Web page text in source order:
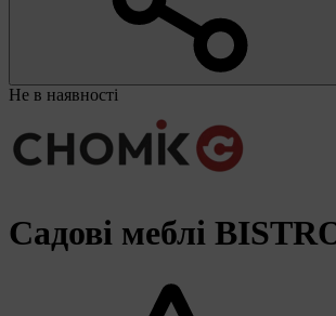
Не в наявності
Садові меблі